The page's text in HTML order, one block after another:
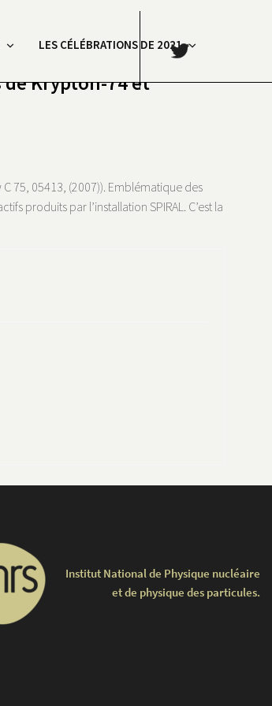
LES CÉLÉBRATIONS DE 2021
.
Krypton-74 et
75, 05413, (2007)). Emblématique des
produits par l’installation SPIRAL. C’est la
Institut National de Physique nucléaire
et de physique des particules.